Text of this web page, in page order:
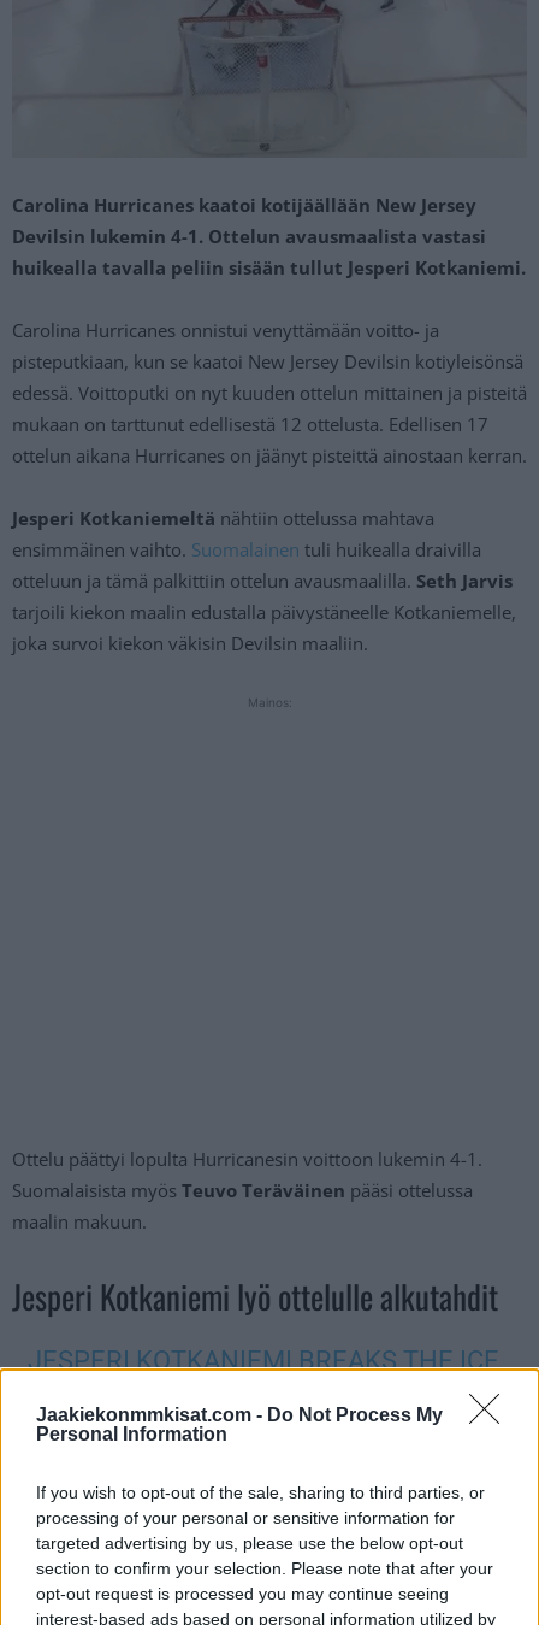
Jaakiekonmmkisat.com - Do Not Process My
Personal Information
If you wish to opt-out of the sale, sharing to third parties, or
processing of your personal or sensitive information for
targeted advertising by us, please use the below opt-out
section to confirm your selection. Please note that after your
opt-out request is processed you may continue seeing
interest-based ads based on personal information utilized by
Carolina Hurricanes kaatoi kotijäällään New Jersey
Devilsin lukemin 4-1. Ottelun avausmaalista vastasi
huikealla tavalla peliin sisään tullut Jesperi Kotkaniemi.
Carolina Hurricanes onnistui venyttämään voitto- ja
pisteputkiaan, kun se kaatoi New Jersey Devilsin kotiyleisönsä
edessä. Voittoputki on nyt kuuden ottelun mittainen ja pisteitä
mukaan on tarttunut edellisestä 12 ottelusta. Edellisen 17
ottelun aikana Hurricanes on jäänyt pisteittä ainostaan kerran.
Jesperi Kotkaniemeltä nähtiin ottelussa mahtava
ensimmäinen vaihto. Suomalainen tuli huikealla draivilla
otteluun ja tämä palkittiin ottelun avausmaalilla. Seth Jarvis
tarjoili kiekon maalin edustalla päivystäneelle Kotkaniemelle,
joka survoi kiekon väkisin Devilsin maaliin.
Mainos:
Ottelu päättyi lopulta Hurricanesin voittoon lukemin 4-1.
Suomalaisista myös Teuvo Teräväinen pääsi ottelussa
maalin makuun.
Jesperi Kotkaniemi lyö ottelulle alkutahdit
JESPERI KOTKANIEMI BREAKS THE ICE
WITH A HARD-WORKING TALLY IN
PIC.TWITTER.COM/QRIEUWLYG3
— Hockey Daily 365 l NHL Highlights (@HockeyDaily365)
December 21, 2022